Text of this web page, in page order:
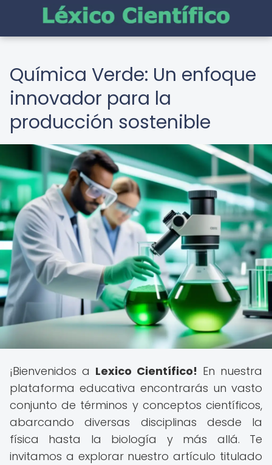
Química Verde: Un enfoque
innovador para la
producción sostenible
¡Bienvenidos a Lexico Científico! En nuestra
plataforma educativa encontrarás un vasto
conjunto de términos y conceptos científicos,
abarcando diversas disciplinas desde la
física hasta la biología y más allá. Te
invitamos a explorar nuestro artículo titulado